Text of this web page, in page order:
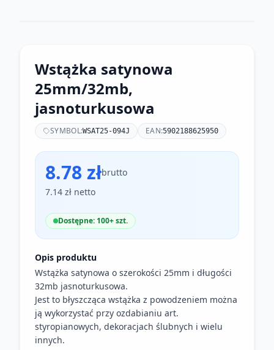
Wstążka satynowa
25mm/32mb,
jasnoturkusowa
SYMBOL:WSAT25-094J EAN:5902188625950
8.78 złbrutto
7.14 zł netto
Dostępne: 100+ szt.
Opis produktu
Wstążka satynowa o szerokości 25mm i długości
32mb jasnoturkusowa.
Jest to błyszcząca wstążka z powodzeniem można
ją wykorzystać przy ozdabianiu art.
styropianowych, dekoracjach ślubnych i wielu
innych.